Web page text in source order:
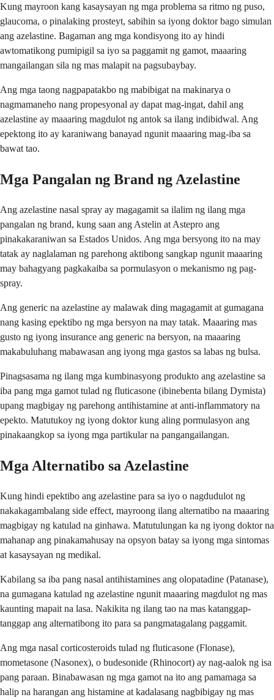
Kung mayroon kang kasaysayan ng mga problema sa ritmo ng puso,
glaucoma, o pinalaking prosteyt, sabihin sa iyong doktor bago simulan
ang azelastine. Bagaman ang mga kondisyong ito ay hindi
awtomatikong pumipigil sa iyo sa paggamit ng gamot, maaaring
mangailangan sila ng mas malapit na pagsubaybay.
Ang mga taong nagpapatakbo ng mabibigat na makinarya o
nagmamaneho nang propesyonal ay dapat mag-ingat, dahil ang
azelastine ay maaaring magdulot ng antok sa ilang indibidwal. Ang
epektong ito ay karaniwang banayad ngunit maaaring mag-iba sa
bawat tao.
Mga Pangalan ng Brand ng Azelastine
Ang azelastine nasal spray ay magagamit sa ilalim ng ilang mga
pangalan ng brand, kung saan ang Astelin at Astepro ang
pinakakaraniwan sa Estados Unidos. Ang mga bersyong ito na may
tatak ay naglalaman ng parehong aktibong sangkap ngunit maaaring
may bahagyang pagkakaiba sa pormulasyon o mekanismo ng pag-
spray.
Ang generic na azelastine ay malawak ding magagamit at gumagana
nang kasing epektibo ng mga bersyon na may tatak. Maaaring mas
gusto ng iyong insurance ang generic na bersyon, na maaaring
makabuluhang mabawasan ang iyong mga gastos sa labas ng bulsa.
Pinagsasama ng ilang mga kumbinasyong produkto ang azelastine sa
iba pang mga gamot tulad ng fluticasone (ibinebenta bilang Dymista)
upang magbigay ng parehong antihistamine at anti-inflammatory na
epekto. Matutukoy ng iyong doktor kung aling pormulasyon ang
pinakaangkop sa iyong mga partikular na pangangailangan.
Mga Alternatibo sa Azelastine
Kung hindi epektibo ang azelastine para sa iyo o nagdudulot ng
nakakagambalang side effect, mayroong ilang alternatibo na maaaring
magbigay ng katulad na ginhawa. Matutulungan ka ng iyong doktor na
mahanap ang pinakamahusay na opsyon batay sa iyong mga sintomas
at kasaysayan ng medikal.
Kabilang sa iba pang nasal antihistamines ang olopatadine (Patanase),
na gumagana katulad ng azelastine ngunit maaaring magdulot ng mas
kaunting mapait na lasa. Nakikita ng ilang tao na mas katanggap-
tanggap ang alternatibong ito para sa pangmatagalang paggamit.
Ang mga nasal corticosteroids tulad ng fluticasone (Flonase),
mometasone (Nasonex), o budesonide (Rhinocort) ay nag-aalok ng isa
pang paraan. Binabawasan ng mga gamot na ito ang pamamaga sa
halip na harangan ang histamine at kadalasang nagbibigay ng mas